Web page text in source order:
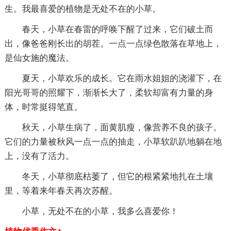
生。我最喜爱的植物是无处不在的小草。
春天，小草在春雷的呼唤下醒了过来，它们破土而
出，像爸爸刚长出的胡茬。一点一点绿色散落在草地上，
是仙女施的魔法。
夏天，小草欢乐的成长。它在雨水姐姐的浇灌下，在
阳光哥哥的照耀下，渐渐长大了，柔软却富有力量的身
体，时常挺得笔直。
秋天，小草生病了，面黄肌瘦，像营养不良的孩子。
它们的力量被秋风一点一点的抽走，小草软趴趴地躺在地
上，没有了活力。
冬天，小草彻底枯萎了，但它的根紧紧地扎在土壤
里，等着来年春天再次苏醒。
小草，无处不在的小草，我多么喜爱你！